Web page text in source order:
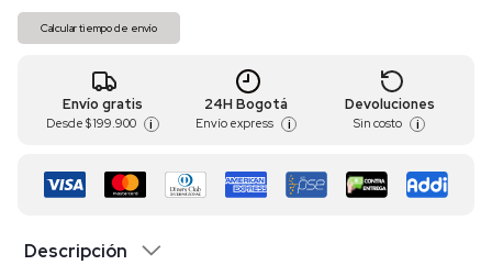
Calcular tiempo de envío
Envío gratis
Desde $ 199.900 i
24H Bogotá
Envío express i
Devoluciones
Sin costo i
Descripción